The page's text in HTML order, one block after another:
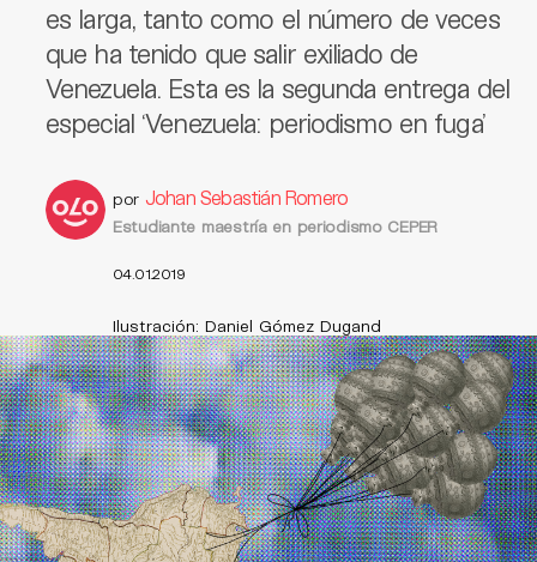
es larga, tanto como el número de veces
que ha tenido que salir exiliado de
Venezuela. Esta es la segunda entrega del
especial ‘Venezuela: periodismo en fuga’
por Johan Sebastián Romero
Estudiante maestría en periodismo CEPER
04.01.2019
Ilustración: Daniel Gómez Dugand